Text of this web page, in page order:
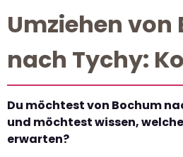
Umziehen von
nach Tychy:
Du möchtest von Bochum
und möchtest wissen,
erwarten?